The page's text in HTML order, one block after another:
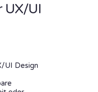
UX/UI
UI Design